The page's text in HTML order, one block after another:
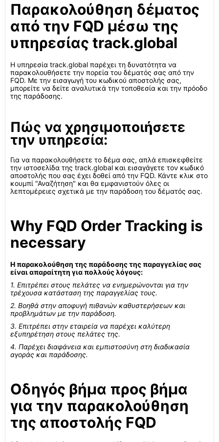
Παρακολούθηση δέματος
από την FQD μέσω της
υπηρεσίας track.global
Η υπηρεσία track.global παρέχει τη δυνατότητα να
παρακολουθήσετε την πορεία του δέματός σας από την
FQD. Με την εισαγωγή του κωδικού αποστολής σας,
μπορείτε να δείτε αναλυτικά την τοποθεσία και την πρόοδο
της παράδοσης.
Πώς να χρησιμοποιήσετε
την υπηρεσία:
Για να παρακολουθήσετε το δέμα σας, απλά επισκεφθείτε
την ιστοσελίδα της track.global και εισαγάγετε τον κωδικό
αποστολής που σας έχει δοθεί από την FQD. Κάντε κλικ στο
κουμπί "Αναζήτηση" και θα εμφανιστούν όλες οι
λεπτομέρειες σχετικά με την παράδοση του δέματός σας.
Why FQD Order Tracking is
necessary
Η παρακολούθηση της παράδοσης της παραγγελίας σας
είναι απαραίτητη για πολλούς λόγους:
1. Επιτρέπει στους πελάτες να ενημερώνονται για την
τρέχουσα κατάσταση της παραγγελίας τους.
2. Βοηθά στην αποφυγή πιθανών καθυστερήσεων και
προβλημάτων με την παράδοση.
3. Επιτρέπει στην εταιρεία να παρέχει καλύτερη
εξυπηρέτηση στους πελάτες της.
4. Παρέχει διαφάνεια και εμπιστοσύνη στη διαδικασία
αγοράς και παράδοσης.
Οδηγός βήμα προς βήμα
για την παρακολούθηση
της αποστολής FQD